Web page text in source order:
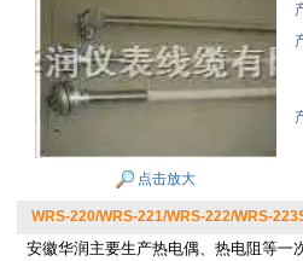
点击放大
WRS-220/WRS-221/WRS-222/WRS-
安徽华润主要生产热电偶、热电阻等一